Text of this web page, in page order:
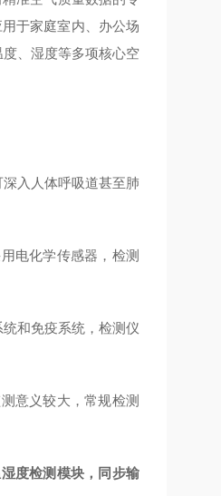
于家庭室内、办公场
度、湿度等多项核心空
深入人体呼吸道甚至肺
电化学传感器，检测
和免疫系统，检测仪
意义较大，常规检测
度检测模块，同步输